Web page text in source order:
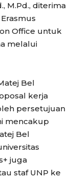
M.Pd., diterima
Office untuk
melalui
Bel
kerja
persetujuan
mencakup
Bel
juga
staf UNP ke